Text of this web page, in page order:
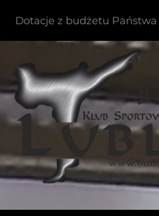
Dotacje z budżetu Państwa